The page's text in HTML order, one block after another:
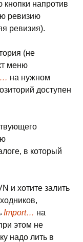
напротив
ревизию
ревизия).
(не
меню
на нужном
доступен
в который
и хотите залить
Import… на
этом не
надо лить в